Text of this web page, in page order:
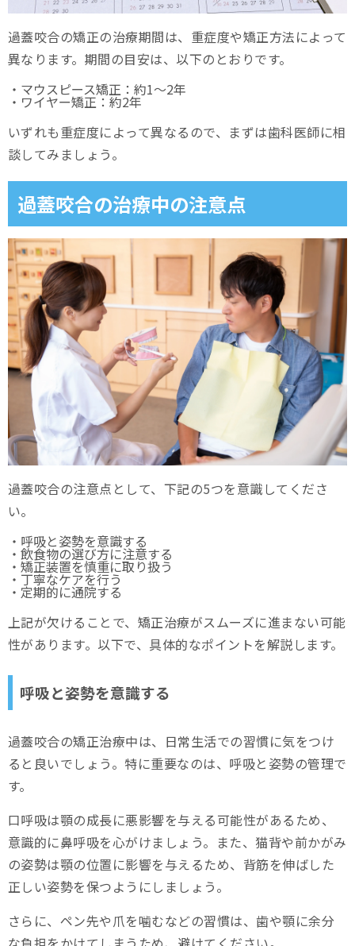
過蓋咬合の矯正の治療期間は、重症度や矯正方法によって
異なります。期間の目安は、以下のとおりです。
・マウスピース矯正：約1～2年
・ワイヤー矯正：約2年
いずれも重症度によって異なるので、まずは歯科医師に相
談してみましょう。
過蓋咬合の治療中の注意点
過蓋咬合の注意点として、下記の5つを意識してくださ
い。
・呼吸と姿勢を意識する
・飲食物の選び方に注意する
・矯正装置を慎重に取り扱う
・丁寧なケアを行う
・定期的に通院する
上記が欠けることで、矯正治療がスムーズに進まない可能
性があります。以下で、具体的なポイントを解説します。
呼吸と姿勢を意識する
過蓋咬合の矯正治療中は、日常生活での習慣に気をつけ
ると良いでしょう。特に重要なのは、呼吸と姿勢の管理で
す。
口呼吸は顎の成長に悪影響を与える可能性があるため、
意識的に鼻呼吸を心がけましょう。また、猫背や前かがみ
の姿勢は顎の位置に影響を与えるため、背筋を伸ばした
正しい姿勢を保つようにしましょう。
さらに、ペン先や爪を噛むなどの習慣は、歯や顎に余分